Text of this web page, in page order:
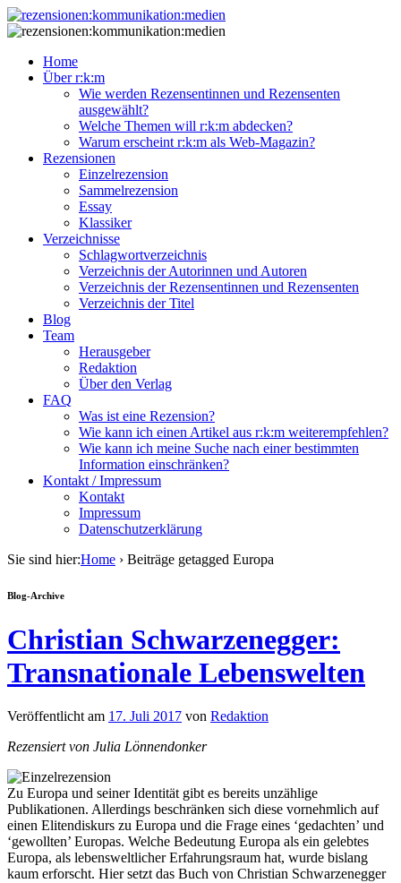
Home
Über r:k:m
Wie werden Rezensentinnen und Rezensenten
ausgewählt?
Welche Themen will r:k:m abdecken?
Warum erscheint r:k:m als Web-Magazin?
Rezensionen
Einzelrezension
Sammelrezension
Essay
Klassiker
Verzeichnisse
Schlagwortverzeichnis
Verzeichnis der Autorinnen und Autoren
Verzeichnis der Rezensentinnen und Rezensenten
Verzeichnis der Titel
Blog
Team
Herausgeber
Redaktion
Über den Verlag
FAQ
Was ist eine Rezension?
Wie kann ich einen Artikel aus r:k:m weiterempfehlen?
Wie kann ich meine Suche nach einer bestimmten
Information einschränken?
Kontakt / Impressum
Kontakt
Impressum
Datenschutzerklärung
Sie sind hier:Home › Beiträge getagged Europa
Blog-Archive
Christian Schwarzenegger:
Transnationale Lebenswelten
Veröffentlicht am 17. Juli 2017 von Redaktion
Rezensiert von Julia Lönnendonker
Zu Europa und seiner Identität gibt es bereits unzählige
Publikationen. Allerdings beschränken sich diese vornehmlich auf
einen Elitendiskurs zu Europa und die Frage eines ‘gedachten’ und
‘gewollten’ Europas. Welche Bedeutung Europa als ein gelebtes
Europa, als lebensweltlicher Erfahrungsraum hat, wurde bislang
kaum erforscht. Hier setzt das Buch von Christian Schwarzenegger